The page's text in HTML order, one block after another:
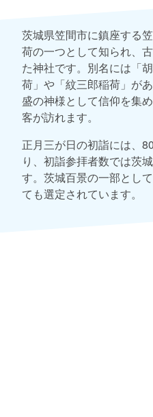
茨城県笠間市に鎮座する
荷の一つとして知られ、
た神社です。別名には「
荷」や「紋三郎稲荷」が
盛の神様として信仰を集
客が訪れます。
正月三が日の初詣には、
り、初詣参拝者数では茨
す。茨城百景の一部とし
ても選定されています。